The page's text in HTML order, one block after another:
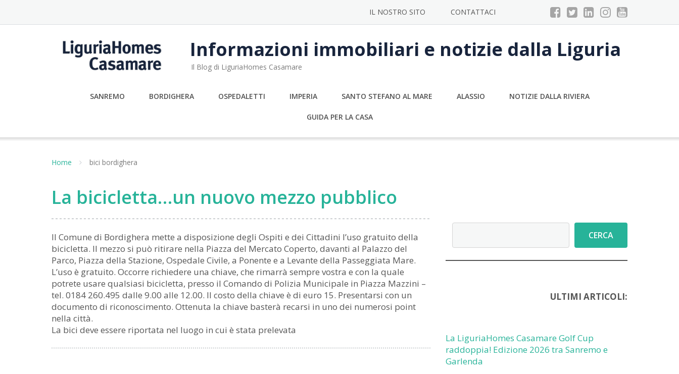
content
IL NOSTRO SITO CONTATTACI
Informazioni immobiliari e notizie dalla Liguria
Il Blog di LiguriaHomes Casamare
SANREMO BORDIGHERA OSPEDALETTI IMPERIA SANTO STEFANO AL MARE ALASSIO NOTIZIE DALLA RIVIERA
GUIDA PER LA CASA
Home bici bordighera
La bicicletta…un nuovo mezzo pubblico
Il Comune di Bordighera mette a disposizione degli Ospiti e dei Cittadini l’uso gratuito della
bicicletta. Il mezzo si può ritirare nella Piazza del Mercato Coperto, davanti al Palazzo del
Parco, Piazza della Stazione, Ospedale Civile, a Ponente e a Levante della Passeggiata Mare.
L’uso è gratuito. Occorre richiedere una chiave, che rimarrà sempre vostra e con la quale
potrete usare qualsiasi bicicletta, presso il Comando di Polizia Municipale in Piazza Mazzini –
tel. 0184 260.495 dalle 9.00 alle 12.00. Il costo della chiave è di euro 15. Presentarsi con un
documento di riconoscimento. Ottenuta la chiave basterà recarsi in uno dei numerosi point
nella città.
La bici deve essere riportata nel luogo in cui è stata prelevata
CERCA
ULTIMI ARTICOLI:
La LiguriaHomes Casamare Golf Cup
raddoppia! Edizione 2026 tra Sanremo e
Garlenda